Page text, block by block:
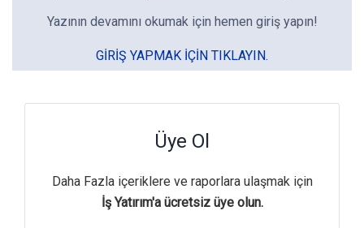
Yazının devamını okumak için hemen giriş yapın!
GIRIŞ YAPMAK IÇIN TIKLAYIN.
Üye Ol
Daha Fazla içeriklere ve raporlara ulaşmak için
İş Yatırım'a ücretsiz üye olun.